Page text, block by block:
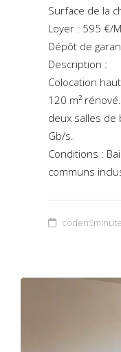
Surface de la
Loyer : 595 €/
Dépôt de
Description :
Colocation
120 m²
deux salles de
Gb/s.
Conditions :
communs